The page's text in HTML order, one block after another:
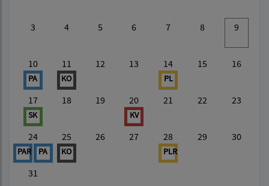
3 4 5 6 7 8 9
10
PA
11
KO
12 13 14
PL
15 16
17
SK
18 19 20
KV
21 22 23
24
PAR PA
25
KO
26 27 28
PLR
29 30
31